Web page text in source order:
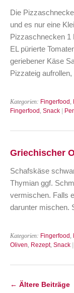
Die
und es nur eine
Pizzaschnecken 1
EL pürierte
geriebener Käse
Pizzateig
Kategorien: Fingerfood
Fingerfood Snack |
Griechischer
Schafskäse
Thymian ggf.
vermischen. Falls
darunter mischen.
Kategorien: Fingerfood
Oliven Rezept, Snack |
← Ältere Beiträge